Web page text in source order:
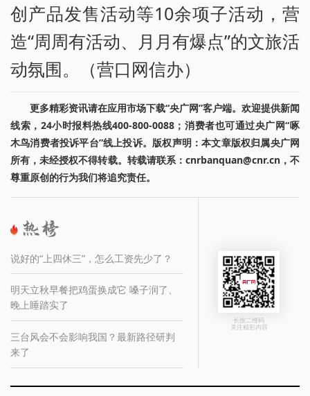
创产品发售活动等10余项子活动，营
造“周周有活动、月月有爆点”的文旅活
动氛围。（营口网信办）
更多精彩资讯请在应用市场下载“央广网”客户端。欢迎提供新闻
线索，24小时报料热线400-800-0088；消费者也可通过央广网“啄
木鸟消费者投诉平台”线上投诉。版权声明：本文章版权归属央广网
所有，未经授权不得转载。转载请联系：cnrbanquan@cnr.cn，不
尊重原创的行为我们将追究责任。
说好的“上四休三”，怎么工资先少了？
明天立秋早餐把鸡蛋换成它 嗓子润了、
晚上睡踏实了
三台风会不会影响我国？最新路径研判
来了
长按二维码
关注精彩内容